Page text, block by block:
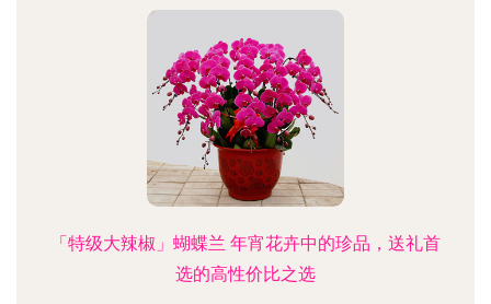
「特级大辣椒」蝴蝶兰 年宵花卉中的珍品，送礼首
选的高性价比之选